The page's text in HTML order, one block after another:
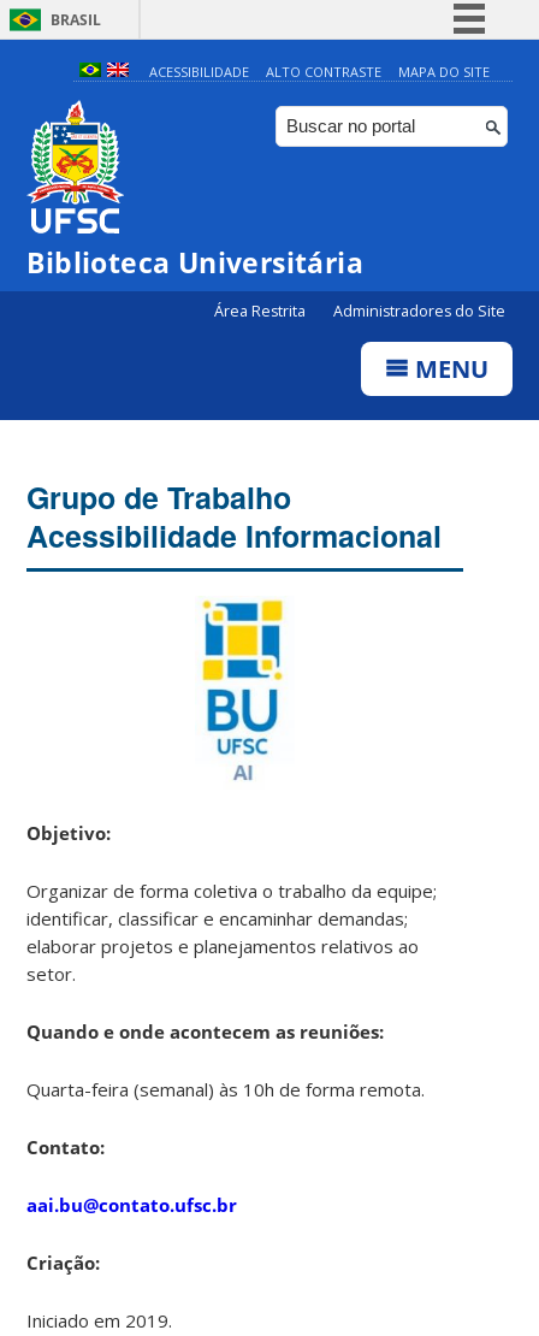
BRASIL
Simplifique!
Comunica BR
Participe
Canais
ACESSIBILIDADE ALTO CONTRASTE MAPA DO SITE
Biblioteca Universitária
Área Restrita Administradores do Site
MENU
Grupo de Trabalho
Acessibilidade Informacional
Objetivo:
Organizar de forma coletiva o trabalho da equipe;
identificar, classificar e encaminhar demandas;
elaborar projetos e planejamentos relativos ao
setor.
Quando e onde acontecem as reuniões:
Quarta-feira (semanal) às 10h de forma remota.
Contato:
aai.bu@contato.ufsc.br
Criação:
Iniciado em 2019.